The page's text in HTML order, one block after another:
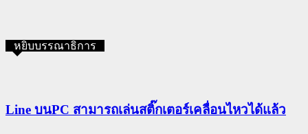
หยิบบรรณาธิการ
Line บนPC สามารถเล่นสติ๊กเตอร์เคลื่อนไหวได้แล้ว